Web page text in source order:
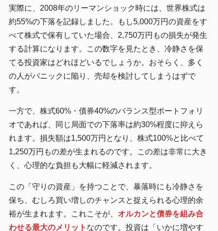
実際に、2008年のリーマンショック時には、世界株式は
約55%の下落を記録しました。もし5,000万円の資産をす
べて株式で保有していた場合、2,750万円もの損失が発生
する計算になります。この数字を見たとき、冷静さを保
てる投資家はどれほどいるでしょうか。おそらく、多く
の人がパニックに陥り、売却を検討してしまうはずで
す。
一方で、株式60%・債券40%のバランス型ポートフォリ
オであれば、同じ局面での下落率は約30%程度に抑えら
れます。損失額は1,500万円となり、株式100%と比べて
1,250万円もの差が生まれるのです。この差は非常に大き
く、心理的な負担も大幅に軽減されます。
この「守りの資産」を持つことで、暴落時にも冷静さを
保ち、むしろ買い増しのチャンスと捉えられる心理的余
裕が生まれます。これこそが、 オルカンと債券を組み合
わせる最大のメリット なのです。投資は「いかに増やす